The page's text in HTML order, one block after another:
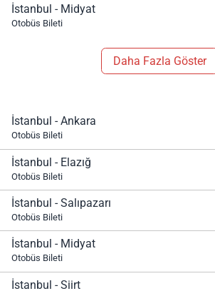
İstanbul - Midyat
Otobüs Bileti
Daha Fazla Göster
İstanbul - Ankara
Otobüs Bileti
İstanbul - Elazığ
Otobüs Bileti
İstanbul - Salıpazarı
Otobüs Bileti
İstanbul - Midyat
Otobüs Bileti
İstanbul - Siirt